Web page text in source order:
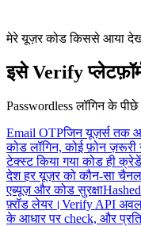
मेरे यूज़र कोड किससे आया
इसे Verify
Passwordless लॉगिन के
Email OTPजिन यूज़र्स तक
कोड लॉगिन, कोई फ़ोन ज़रूरी
टेक्स्ट किया गया कोड ही
देश हर यूज़र को कौन-सा
एब्यूज़ और कोड सुरक्षा
फ़्रॉड लेयर। Verify API
के आधार पर check, और